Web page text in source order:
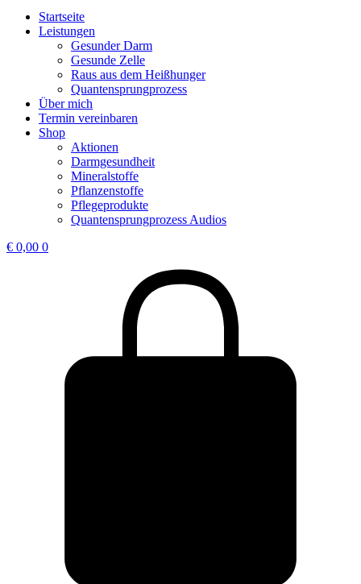
Startseite
Leistungen
Gesunder Darm
Gesunde Zelle
Raus aus dem Heißhunger
Quantensprungprozess
Über mich
Termin vereinbaren
Shop
Aktionen
Darmgesundheit
Mineralstoffe
Pflanzenstoffe
Pflegeprodukte
Quantensprungprozess Audios
€ 0,00 0